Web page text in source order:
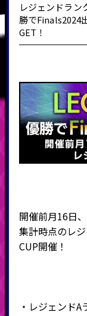
レジェンドラン
勝でFinals2024
GET！
開催前月16日
集計時点のレ
CUP開催！
・レジェンド